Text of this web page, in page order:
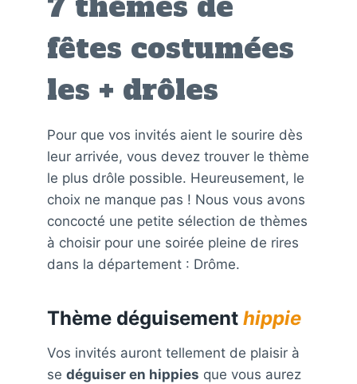
fêtes costumées
les + drôles
Pour que vos invités aient le sourire dès
leur arrivée, vous devez trouver le thème
le plus drôle possible. Heureusement, le
choix ne manque pas ! Nous vous avons
concocté une petite sélection de thèmes
à choisir pour une soirée pleine de rires
dans la département : Drôme.
Thème déguisement hippie
Vos invités auront tellement de plaisir à
se déguiser en hippies que vous aurez